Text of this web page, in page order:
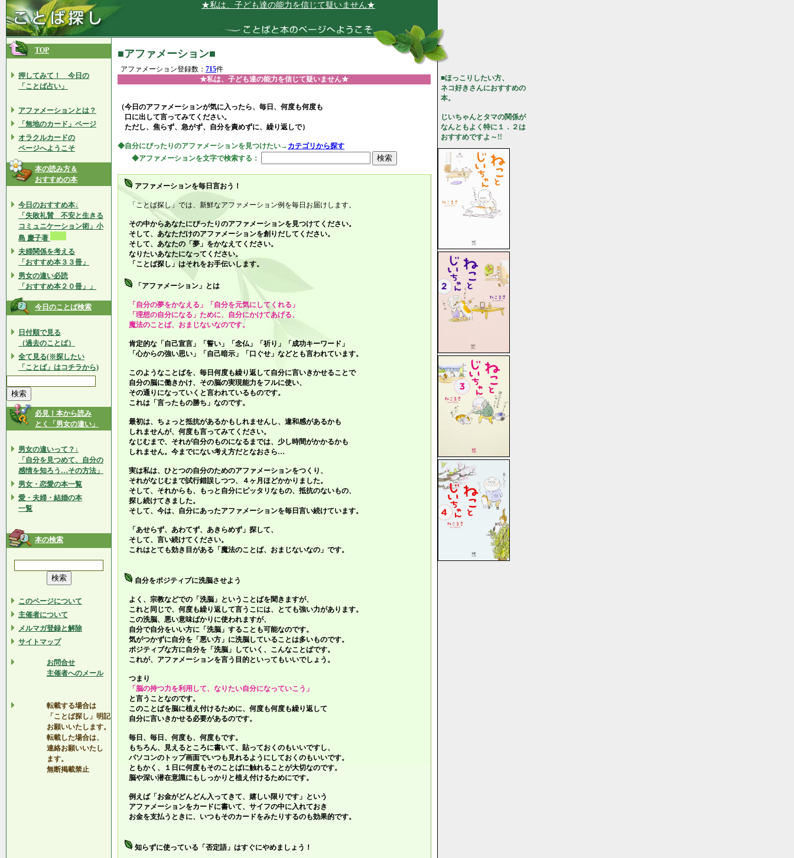
★私は、子ども達の能力を信じて疑いません★
TOP
押してみて！ 今日の
「ことば占い」
アファメーションとは？
「無地のカード」ページ
オラクルカードの
ページへようこそ
本の読み方＆
おすすめの本
今日のおすすめ本↓
「失敗礼賛 不安と生きる
コミュニケーション術」小
島 慶子著
夫婦関係を考える
「おすすめ本３３冊」
男女の違い必読
「おすすめ本２０冊」」
今日のことば検索
日付順で見る
（過去のことば）
全て見る(※探したい
「ことば」はコチラから)
必見！本から読み
とく「男女の違い」
男女の違いって？↓
「自分を見つめて、自分の
感情を知ろう…その方法」
男女・恋愛の本一覧
愛・夫婦・結婚の本
一覧
本の検索
このページについて
主催者について
メルマガ登録と解除
サイトマップ
お問合せ
主催者へのメール
転載する場合は
「ことば探し」明記
お願いいたします。
転載した場合は、
連絡お願いいたし
ます。
無断掲載禁止
■アファメーション■
アファメーション登録数： 715件
★私は、子ども達の能力を信じて疑いません★
（今日のアファメーションが気に入ったら、毎日、何度も何度も
口に出して言ってみてください。
ただし、焦らず、急がず、自分を責めずに、繰り返しで）
◆自分にぴったりのアファメーションを見つけたい→ カテゴリから探す
◆アファメーションを文字で検索する：
アファメーションを毎日言おう！
「ことば探し」では、新鮮なアファメーション例を毎日お届けします。
その中からあなたにぴったりのアファメーションを見つけてください。
そして、あなただけのアファメーションを創りだしてください。
そして、あなたの「夢」をかなえてください。
なりたいあなたになってください。
「ことば探し」はそれをお手伝いします。
「アファメーション」とは
「自分の夢をかなえる」「自分を元気にしてくれる」
「理想の自分になる」ために、自分にかけてあげる、
魔法のことば、おまじないなのです。
肯定的な「自己宣言」「誓い」「念仏」「祈り」「成功キーワード」
「心からの強い思い」「自己暗示」「口ぐせ」 などとも言われています。
このようなことばを、毎日何度も繰り返して自分に言いきかせることで
自分の脳に働きかけ、その脳の実現能力をフルに使い、
その通りになっていくと言われているものです。
これは「言ったもの勝ち」なのです。
最初は、ちょっと抵抗があるかもしれませんし、違和感があるかも
しれませんが、何度も言ってみてください。
なじむまで、それが自分のものになるまでは、少し時間がかかるかも
しれません。今までにない考え方だとなおさら…
実は私は、ひとつの自分のためのアファメーションをつくり、
それがなじむまで試行錯誤しつつ、４ヶ月ほどかかりました。
そして、それからも、もっと自分にピッタリなもの、抵抗のないもの、
探し続けてきました。
そして、今は、自分にあったアファメーションを毎日言い続けています。
「あせらず、あわてず、あきらめず」探して、
そして、言い続けてください。
これはとても効き目がある「魔法のことば、おまじないなの」です。
自分をポジティブに洗脳させよう
よく、宗教などでの「洗脳」ということばを聞きますが、
これと同じで、何度も繰り返して言うこには、とても強い力があります。
この洗脳、悪い意味ばかりに使われますが、
自分で自分をいい方に「洗脳」することも可能なのです。
気がつかずに自分を「悪い方」に洗脳していることは多いものです。
ポジティブな方に自分を「洗脳」していく、こんなことばです。
これが、アファメーションを言う目的といってもいいでしょう。
つまり
「脳の持つ力を利用して、なりたい自分になっていこう」
と言うことなのです。
このことばを脳に植え付けるために、何度も何度も繰り返して
自分に言いきかせる必要があるのです。
毎日、毎日、何度も、何度もです。
もちろん、見えるところに書いて、貼っておくのもいいですし、
パソコンのトップ画面でいつも見れるようにしておくのもいいです。
ともかく、１日に何度もそのことばに触れることが大切なのです。
脳や深い潜在意識にもしっかりと植え付けるためにです。
例えば「お金がどんどん入ってきて、嬉しい限りです」という
アファメーションをカードに書いて、サイフの中に入れておき
お金を支払うときに、いつもそのカードをみたりするのも効果的です。
知らずに使っている「否定語」はすぐにやめましょう！
■ほっこりしたい方、
ネコ好きさんにおすすめの
本。
じいちゃんとタマの関係が
なんともよく特に１．２は
おすすめですよ～!!